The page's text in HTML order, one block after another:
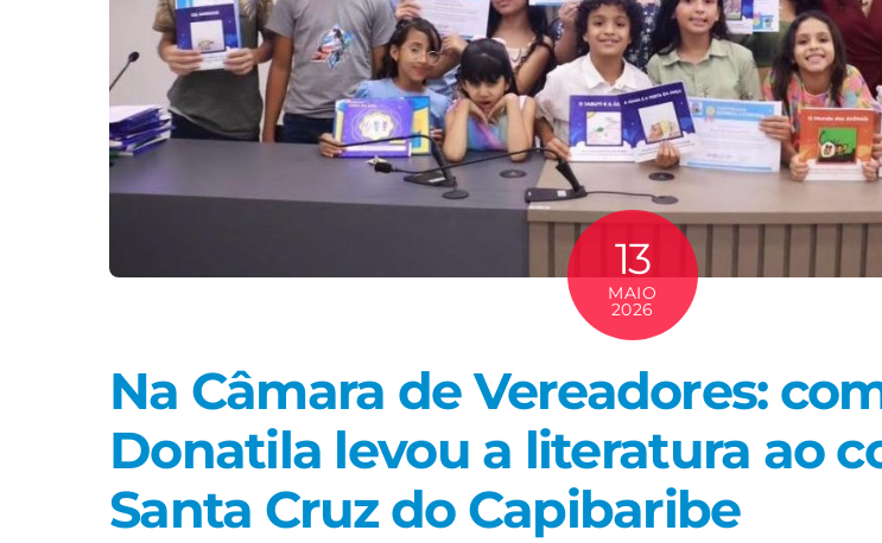
13
MAIO
2026
Na Câmara de Vereadores:
Donatila levou a literatura ao
Santa Cruz do Capibaribe